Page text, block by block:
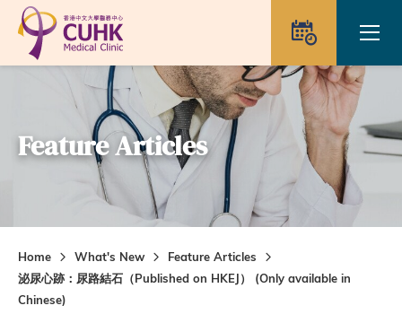
Skip to main content
Feature Articles
Home What's New
Feature Articles
泌尿心跡：尿路結石（Published on HKEJ） (Only available in
Chinese)